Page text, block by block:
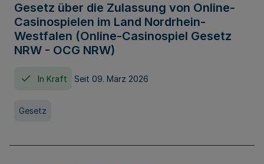
Gesetz über die Zulassung von Online-
Casinospielen im Land Nordrhein-
Westfalen (Online-Casinospiel Gesetz
NRW - OCG NRW)
In Kraft Seit 09. März 2026
Gesetz